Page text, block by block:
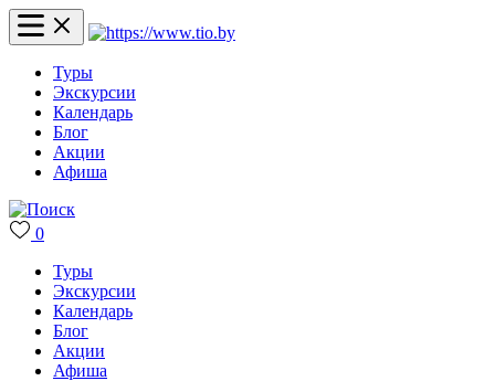
Туры
Экскурсии
Календарь
Блог
Акции
Афиша
0
Туры
Экскурсии
Календарь
Блог
Акции
Афиша